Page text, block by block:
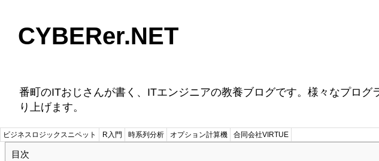
CYBERer.NET
番町のITおじさんが書く、ITエンジニアの教養ブログです。様々なプロ
り上げます。
ビジネスロジックスニペット R入門 時系列分析 オプション計算機 合同会社VIRTUE
目次